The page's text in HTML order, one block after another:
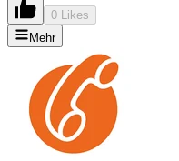
0 Likes
Mehr